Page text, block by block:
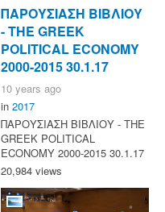
ΠΑΡΟΥΣΙΑΣΗ ΒΙΒΛΙΟΥ
- ΤΗΕ GREEK
POLITICAL ECONOMY
2000-2015 30.1.17
10 years ago
in 2017
ΠΑΡΟΥΣΙΑΣΗ ΒΙΒΛΙΟΥ - ΤΗΕ
GREEK POLITICAL
ECONOMY 2000-2015 30.1.17
20,984 views